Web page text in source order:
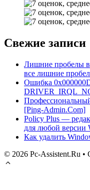
Свежие записи
Лишние пробелы в
все лишние
Ошибка
[Ping-Admin.Com]
Policy Plus —
для любой версии
Как удалить
© 2026 Pc-Assistent.Ru •